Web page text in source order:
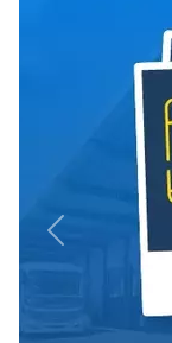
Previous